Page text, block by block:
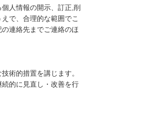
人情報の開示、訂正,削
で、合理的な範囲でこ
連絡先までご連絡のほ
術的措置を講じます。
的に見直し・改善を行